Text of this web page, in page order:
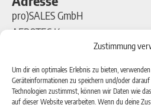
Zustimmung
Um dir ein optimales Erlebnis zu bieten,
Geräteinformationen zu speichern und/oder
Technologien zustimmst, können wir Daten wie
auf dieser Website verarbeiten. Wenn du deine
pro)SALES GmbH
AEROTEC Kompressoren
Ferdinand-Porsche-Straße 16
63500 Seligenstadt